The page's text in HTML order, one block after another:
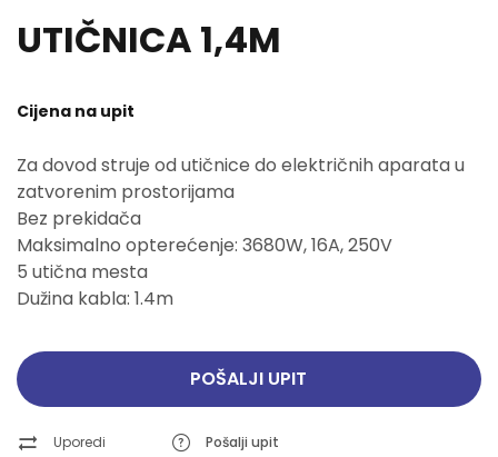
UTIČNICA 1,4M
Cijena na upit
Za dovod struje od utičnice do električnih aparata u
zatvorenim prostorijama
Bez prekidača
Maksimalno opterećenje: 3680W, 16A, 250V
5 utična mesta
Dužina kabla: 1.4m
POŠALJI UPIT
Uporedi Pošalji upit